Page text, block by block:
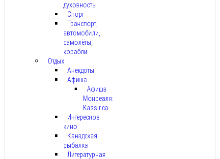
духовность
Спорт
Транспорт,
автомобили,
самолёты,
корабли
Отдых
Анекдоты
Афиша
Афиша
Монреаля:
Kassir.ca
Интересное
кино
Канадская
рыбалка
Литературная